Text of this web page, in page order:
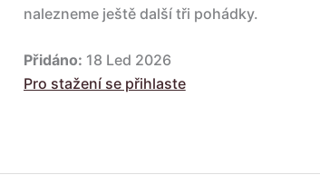
nalezneme ještě další tři pohádky.
Přidáno: 18 Led 2026
Pro stažení se přihlaste